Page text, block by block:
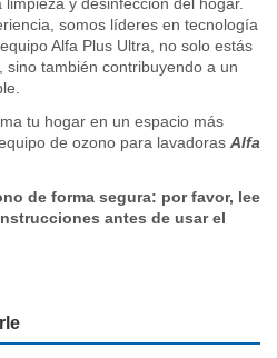
somos líderes en tecnología
Alfa Plus Ultra, no solo estás
sino también contribuyendo a un
tu hogar en un espacio más
de ozono para lavadoras Alfa
de forma segura: por favor, lee
antes de usar el